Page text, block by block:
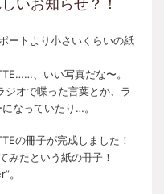
いお知らせ？！
ートより小さいくらいの紙
、いい写真だな〜。
オで喋った言葉とか、ラ
なっていたり…。
の冊子が完成しました！
みたという紙の冊子！
。